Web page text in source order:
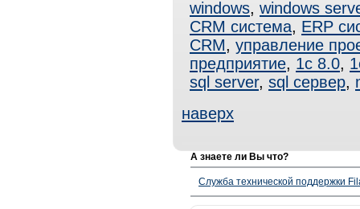
windows, windows
CRM система, ERP
CRM, управление
предприятие, 1с 8.0,
sql server, sql сервер,
наверх
А знаете ли Вы что?
Служба технической поддержки